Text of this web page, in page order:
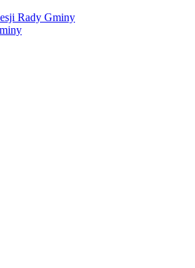
Rady Gminy